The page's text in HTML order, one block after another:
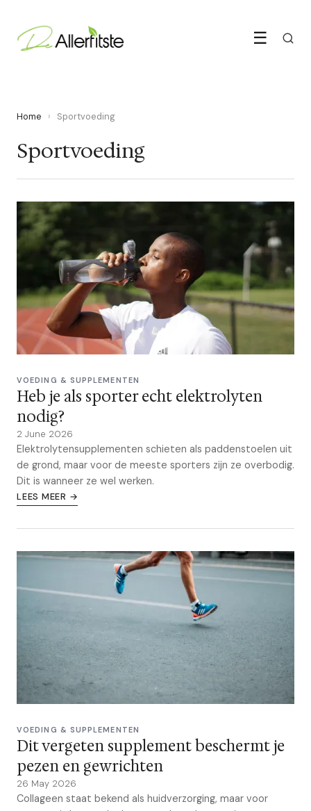
☰
Home › Sportvoeding
Sportvoeding
VOEDING & SUPPLEMENTEN
Heb je als sporter echt elektrolyten
nodig?
2 June 2026
Elektrolytensupplementen schieten als paddenstoelen uit
de grond, maar voor de meeste sporters zijn ze overbodig.
Dit is wanneer ze wel werken.
LEES MEER →
VOEDING & SUPPLEMENTEN
Dit vergeten supplement beschermt je
pezen en gewrichten
26 May 2026
Collageen staat bekend als huidverzorging, maar voor